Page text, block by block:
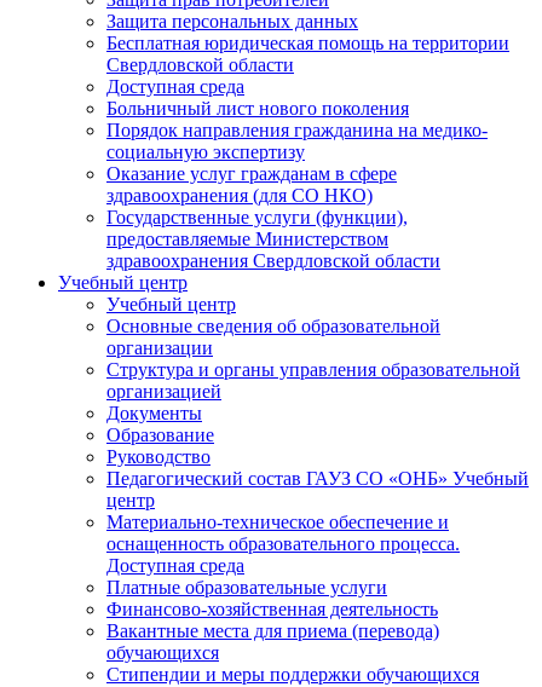
Защита персональных данных
Бесплатная юридическая помощь на территории
Свердловской области
Доступная среда
Больничный лист нового поколения
Порядок направления гражданина на медико-
социальную экспертизу
Оказание услуг гражданам в сфере
здравоохранения (для СО НКО)
Государственные услуги (функции),
предоставляемые Министерством
здравоохранения Свердловской области
Учебный центр
Учебный центр
Основные сведения об образовательной
организации
Структура и органы управления образовательной
организацией
Документы
Образование
Руководство
Педагогический состав ГАУЗ СО «ОНБ» Учебный
центр
Материально-техническое обеспечение и
оснащенность образовательного процесса.
Доступная среда
Платные образовательные услуги
Финансово-хозяйственная деятельность
Вакантные места для приема (перевода)
обучающихся
Стипендии и меры поддержки обучающихся